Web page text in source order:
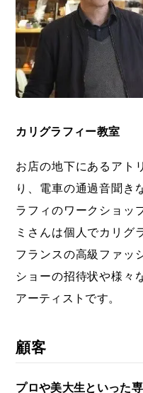
カリグラフィー教室
お店の地下にあるアト
り、電車の通過音聞き
ラフィのワークショッ
ミさんは個人でカリグ
フランスの高級ファッ
ショーの招待状や様々
アーティストです。
顧客
プロや美大生といった